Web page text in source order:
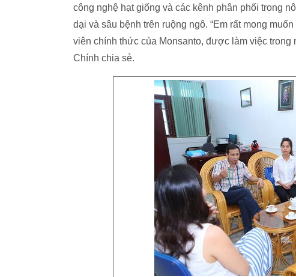
công nghệ hạt giống và các kênh phân phối trong
dại và sâu bệnh trên ruộng ngô. “Em rất mong
viên chính thức của Monsanto, được làm việc trong
Chính chia sẻ.